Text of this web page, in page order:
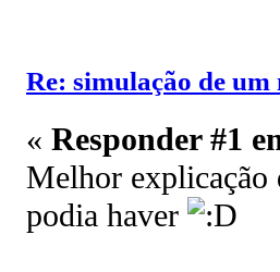
Re: simulação de um
« Responder #1
Melhor explicação
podia haver